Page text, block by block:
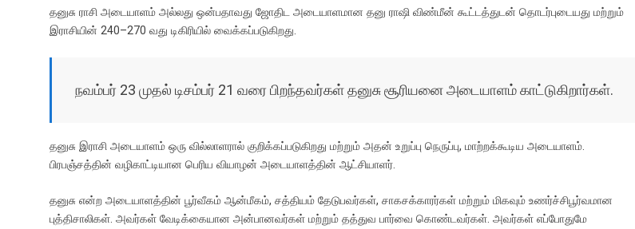
o
o
t
A
p
தனுசு ராசி அடையாளம் அல்லது ஒன்பதாவது ஜோதிட அடையாளமான தனு ராஷி விண்மீன் கூட்டத்துடன் தொடர்புடையது மற்றும்
இராசியின் 240–270 வது டிகிரியில் வைக்கப்படுகிறது.
நவம்பர் 23 முதல் டிசம்பர் 21 வரை பிறந்தவர்கள் தனுசு சூரியனை அடையாளம் காட்டுகிறார்கள்.
தனுசு இராசி அடையாளம் ஒரு வில்லாளரால் குறிக்கப்படுகிறது மற்றும் அதன் உறுப்பு நெருப்பு, மாற்றக்கூடிய அடையாளம்.
பிரபஞ்சத்தின் வழிகாட்டியான பெரிய வியாழன் அடையாளத்தின் ஆட்சியாளர்.
தனுசு என்ற அடையாளத்தின் பூர்வீகம் ஆன்மீகம், சத்தியம் தேடுபவர்கள், சாகசக்காரர்கள் மற்றும் மிகவும் உணர்ச்சிபூர்வமான
புத்திசாலிகள். அவர்கள் வேடிக்கையான அன்பானவர்கள் மற்றும் தத்துவ பார்வை கொண்டவர்கள். அவர்கள் எப்போதுமே